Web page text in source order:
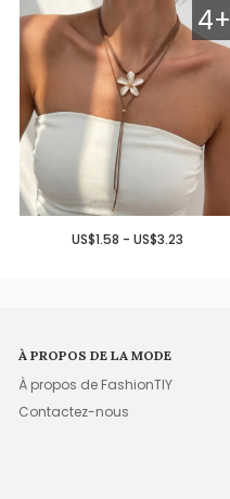
4+
US$1.58 - US$3.23
À PROPOS DE LA MODE
À propos de FashionTIY
Contactez-nous